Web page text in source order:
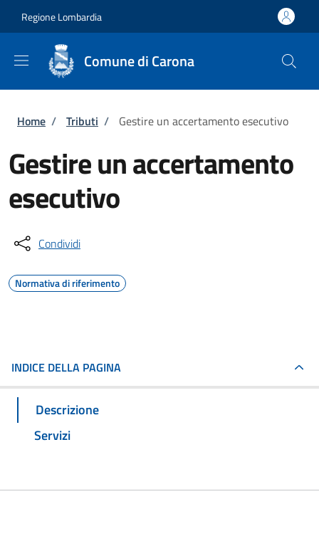
Regione Lombardia
Comune di Carona
Briciole di pane
Home / Tributi / Gestire un accertamento esecutivo
Gestire un accertamento
esecutivo
Condividi
Normativa di riferimento
INDICE DELLA PAGINA
Descrizione
Servizi